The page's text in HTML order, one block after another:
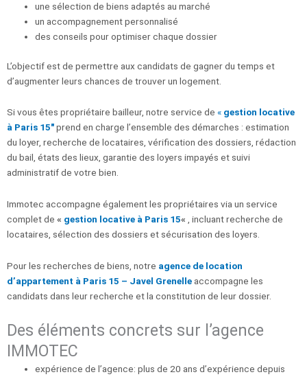
une sélection de biens adaptés au marché
un accompagnement personnalisé
des conseils pour optimiser chaque dossier
L’objectif est de permettre aux candidats de gagner du temps et
d’augmenter leurs chances de trouver un logement.
Si vous êtes propriétaire bailleur, notre service de « gestion locative
à Paris 15″prend en charge l’ensemble des démarches : estimation
du loyer, recherche de locataires, vérification des dossiers, rédaction
du bail, états des lieux, garantie des loyers impayés et suivi
administratif de votre bien.
Immotec accompagne également les propriétaires via un service
complet de « gestion locative à Paris 15« , incluant recherche de
locataires, sélection des dossiers et sécurisation des loyers.
Pour les recherches de biens, notre agence de location
d’appartement à Paris 15 – Javel Grenelle accompagne les
candidats dans leur recherche et la constitution de leur dossier.
Des éléments concrets sur l’agence
IMMOTEC
expérience de l’agence: plus de 20 ans d’expérience depuis